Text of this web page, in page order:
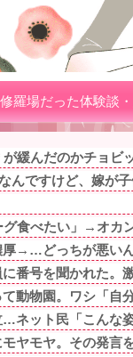
羅場だった体験談
緩んだのかチョビ
んですけど、嫁が
食べたい」→オカ
厚→…どっちが悪い
番号を聞かれた。
動物園。ワシ「自
ネット民「こんな
ヤモヤ。その発言